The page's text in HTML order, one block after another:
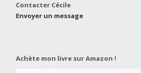
Contacter Cécile
Envoyer un message
Achète mon livre sur Amazon !